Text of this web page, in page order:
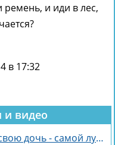
ремень, и иди в лес,
в 17:32
и видео
Дана Борисова не считает свою дочь - самой лучшей дочерью на свете